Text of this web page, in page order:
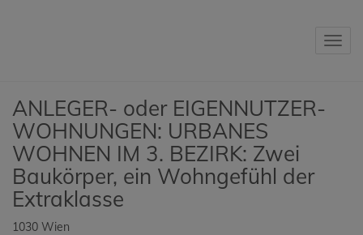
ANLEGER- oder EIGENNUTZER-
WOHNUNGEN: URBANES
WOHNEN IM 3. BEZIRK: Zwei
Baukörper, ein Wohngefühl der
Extraklasse
1030 Wien